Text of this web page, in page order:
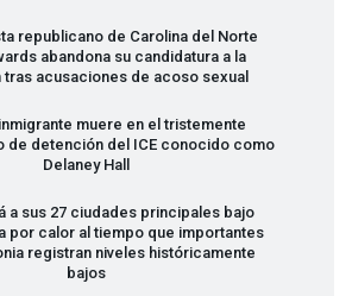
republicano de Carolina del Norte
abandona su candidatura a la
acusaciones de acoso sexual
muere en el tristemente
de detención del ICE conocido como
Delaney Hall
a sus 27 ciudades principales bajo
por calor al tiempo que importantes
registran niveles históricamente
bajos